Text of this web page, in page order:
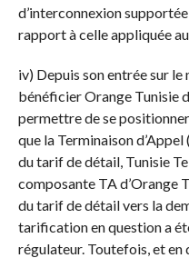
d’interconnexion
rapport à celle appliquée
iv) Depuis son entrée sur
bénéficier Orange Tunisie
permettre de se
que la Terminaison
du tarif de détail, Tunisie
composante TA d’Orange
du tarif de détail vers la
tarification en question a
régulateur. Toutefois, et en